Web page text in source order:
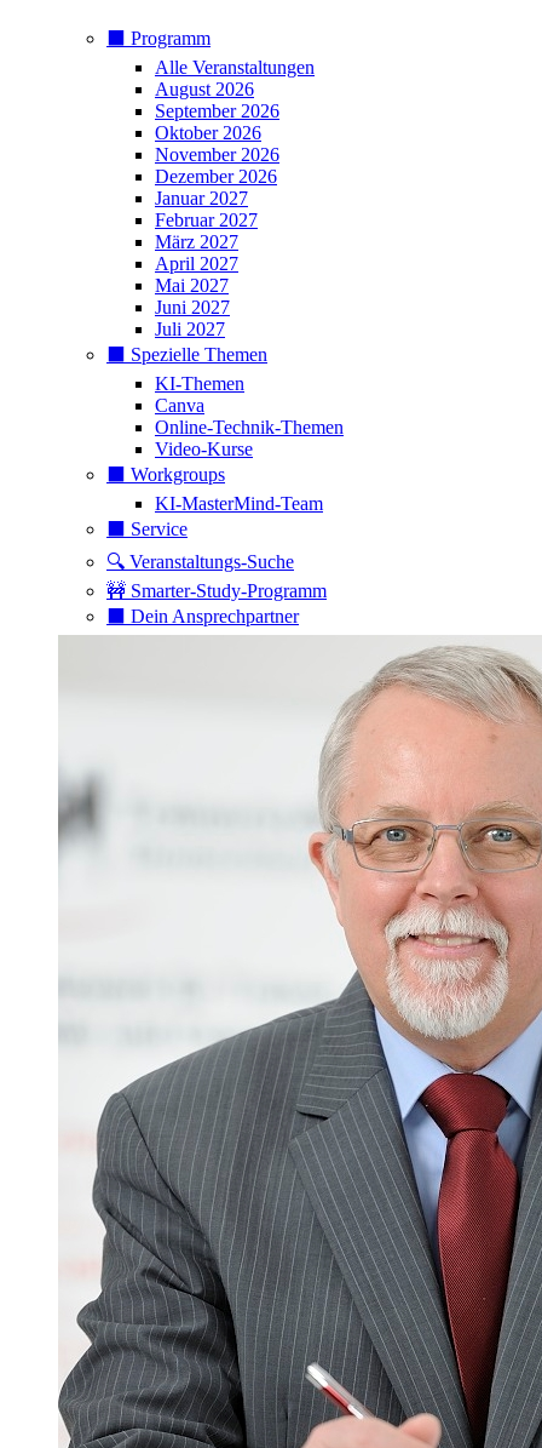
⬛️ Programm
Alle Veranstaltungen
August 2026
September 2026
Oktober 2026
November 2026
Dezember 2026
Januar 2027
Februar 2027
März 2027
April 2027
Mai 2027
Juni 2027
Juli 2027
⬛️ Spezielle Themen
KI-Themen
Canva
Online-Technik-Themen
Video-Kurse
⬛️ Workgroups
KI-MasterMind-Team
⬛️ Service
🔍 Veranstaltungs-Suche
🚧 Smarter-Study-Programm
⬛️ Dein Ansprechpartner